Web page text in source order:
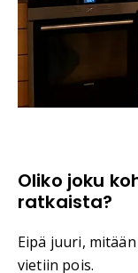
Oliko joku
ratkaista?
Eipä juuri,
vietiin pois.